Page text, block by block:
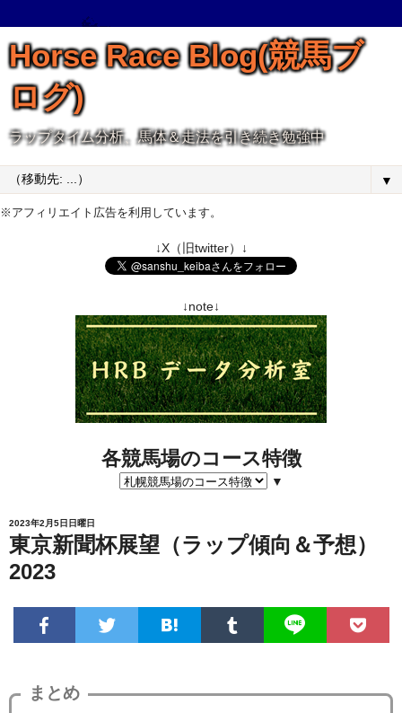
Horse Race Blog(競馬ブ
ログ)
ラップタイム分析、馬体＆走法を引き続き勉強中
▼
※アフィリエイト広告を利用しています。
↓X（旧twitter）↓
↓note↓
各競馬場のコース特徴
▼
2023年2月5日日曜日
東京新聞杯展望（ラップ傾向＆予想）
2023
まとめ